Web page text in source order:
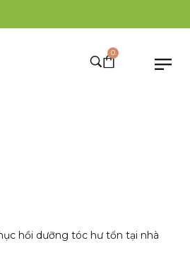
0
hồi dưỡng tóc hư tổn tại nhà